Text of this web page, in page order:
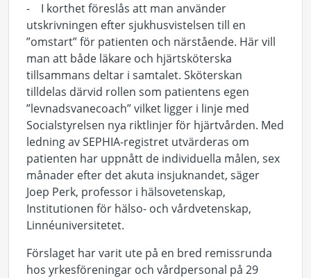
- I korthet föreslås att man använder
utskrivningen efter sjukhusvistelsen till en
”omstart” för patienten och närstående. Här vill
man att både läkare och hjärtsköterska
tillsammans deltar i samtalet. Sköterskan
tilldelas därvid rollen som patientens egen
”levnadsvanecoach” vilket ligger i linje med
Socialstyrelsen nya riktlinjer för hjärtvården. Med
ledning av SEPHIA-registret utvärderas om
patienten har uppnått de individuella målen, sex
månader efter det akuta insjuknandet, säger
Joep Perk, professor i hälsovetenskap,
Institutionen för hälso- och vårdvetenskap,
Linnéuniversitetet.
Förslaget har varit ute på en bred remissrunda
hos yrkesföreningar och vårdpersonal på 29